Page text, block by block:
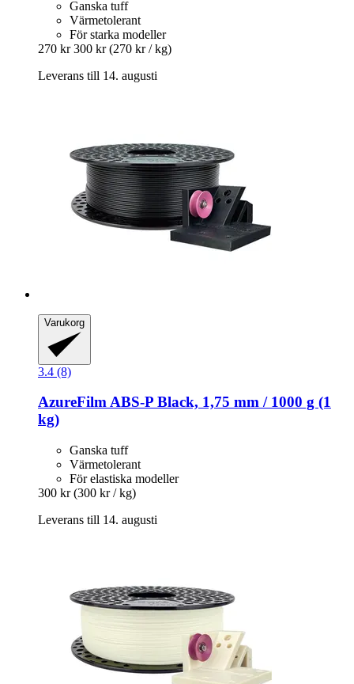
Ganska tuff
Värmetolerant
För starka modeller
270 kr 300 kr (270 kr / kg)
Leverans till 14. augusti
Varukorg
3.4 (8)
AzureFilmABS-​P Black, 1,75 mm / 1000 g (1
kg)
Ganska tuff
Värmetolerant
För elastiska modeller
300 kr (300 kr / kg)
Leverans till 14. augusti